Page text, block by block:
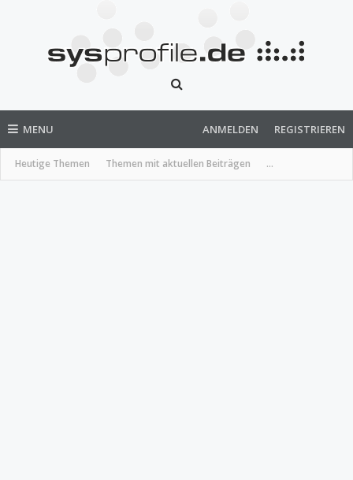
MENU
Heutige Themen Themen mit aktuellen Beiträgen ...
ANMELDEN REGISTRIEREN